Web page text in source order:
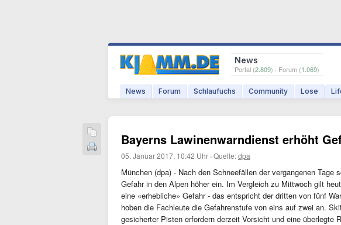
News
Portal (2.809) · Forum (1.069)
News Forum Schlaufuchs Community Lose
Bayerns Lawinenwarndienst erhöht
05. Januar 2017, 10:42 Uhr ·Quelle:dpa
München (dpa) - Nach den Schneefällen der vergangenen Tage
Gefahr in den Alpen höher ein. Im Vergleich zu Mittwoch gilt
eine «erhebliche» Gefahr - das entspricht der dritten von fünf
hoben die Fachleute die Gefahrenstufe von eins auf zwei an.
gesicherter Pisten erfordern derzeit Vorsicht und eine überlegte